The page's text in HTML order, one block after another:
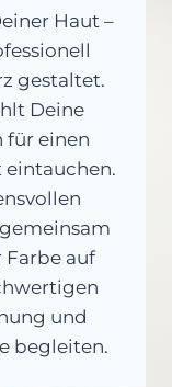
Haut –
gestaltet.
Deine
für einen
eintauchen.
Farbe auf
und
begleiten.